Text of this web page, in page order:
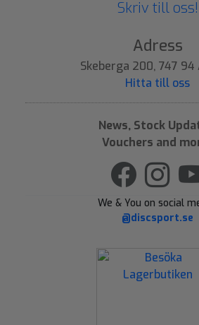
Skriv till oss!
Adress
Skeberga 200, 747 94
Hitta till oss
News, Stock
Vouchers and
We & You on social
@discsport.se